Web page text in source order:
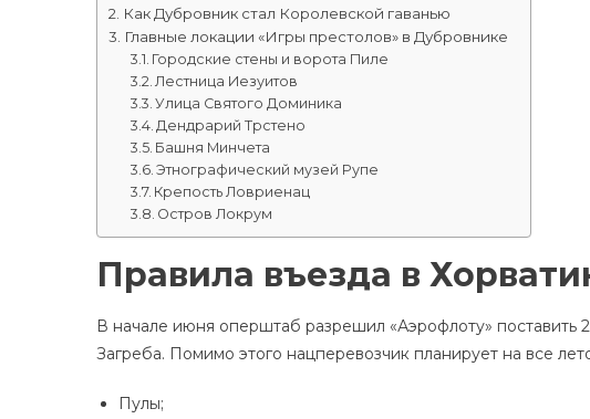
Как Дубровник стал Королевской гаванью
Главные локации «Игры престолов» в Дубровнике
Городские стены и ворота Пиле
Лестница Иезуитов
Улица Святого Доминика
Дендрарий Трстено
Башня Минчета
Этнографический музей Рупе
Крепость Ловриенац
Остров Локрум
Правила въезда в
В начале июня оперштаб разрешил «Аэрофлоту» поставить
Загреба. Помимо этого нацперевозчик планирует на все
Пулы;